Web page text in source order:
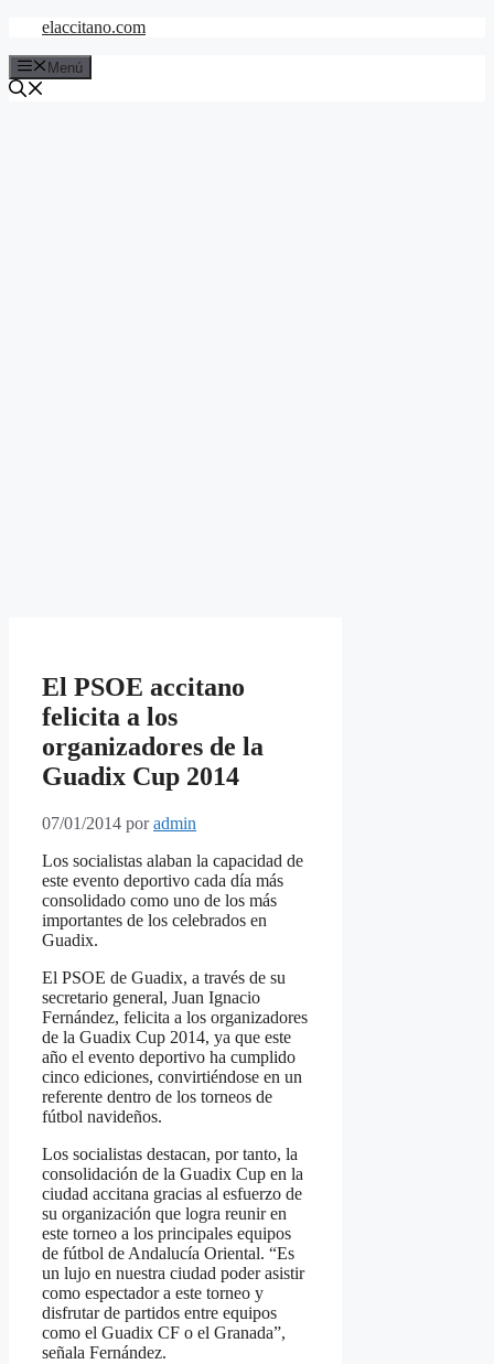
Saltar
contenido
elaccitano.com
Menú
El PSOE accitano
felicita a los
organizadores de la
Guadix Cup 2014
07/01/2014 poradmin
Los socialistas alaban la capacidad de
este evento deportivo cada día más
consolidado como uno de los más
importantes de los celebrados en
Guadix.
El PSOE de Guadix, a través de su
secretario general, Juan Ignacio
Fernández, felicita a los organizadores
de la Guadix Cup 2014, ya que este
año el evento deportivo ha cumplido
cinco ediciones, convirtiéndose en un
referente dentro de los torneos de
fútbol navideños.
Los socialistas destacan, por tanto, la
consolidación de la Guadix Cup en la
ciudad accitana gracias al esfuerzo de
su organización que logra reunir en
este torneo a los principales equipos
de fútbol de Andalucía Oriental. “Es
un lujo en nuestra ciudad poder asistir
como espectador a este torneo y
disfrutar de partidos entre equipos
como el Guadix CF o el Granada”,
señala Fernández.